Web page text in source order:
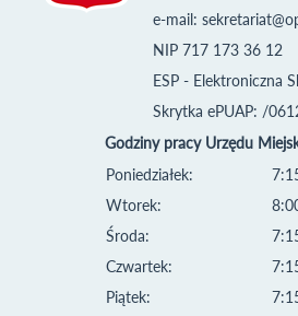
e-mail:
NIP 717 173 36 12
ESP - Elektroniczna
Skrytka ePUAP: /
Godziny pracy Urzędu
Poniedziałek:
Wtorek:
Środa:
Czwartek:
Piątek: